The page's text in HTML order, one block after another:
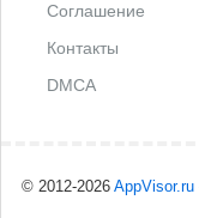
Соглашение
Контакты
DMCA
© 2012-2026 AppVisor.ru